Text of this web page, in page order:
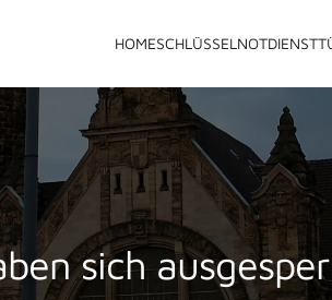
HOMESCHLÜSSELNOTDIENST
sich